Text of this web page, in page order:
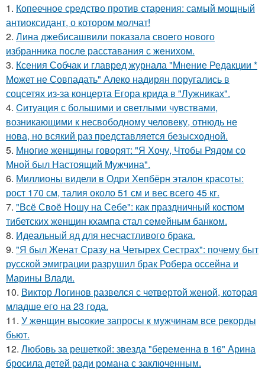
1. Копеечное средство против старения: самый мощный
антиоксидант, о котором молчат!
2. Лина джебисашвили показала своего нового
избранника после расставания с женихом.
3. Ксения Собчак и главред журнала "Мнение Редакции *
Может не Совпадать" Алеко надирян поругались в
соцсетях из-за концерта Егора крида в "Лужниках".
4. Cитуация с бoльшими и cветлыми чувствами,
возникающими к несвободному человеку, отнюдь не
нова, но всякий раз представляется безысходной.
5. Многие женщины говорят: "Я Хочу, Чтобы Рядом со
Мной был Настоящий Мужчина".
6. Миллионы видели в Одри Хепбёрн эталон красоты:
рост 170 см, талия около 51 см и вес всего 45 кг.
7. "Всё Своё Ношу на Себе": как праздничный костюм
тибетских женщин кхампа стал семейным банком.
8. Идеальный яд для несчастливого брака.
9. "Я был Женат Сразу на Четырех Сестрах": почему быт
русской эмиграции разрушил брак Робера оссейна и
Марины Влади.
10. Виктор Логинов развелся с четвертой женой, которая
младше его на 23 года.
11. У жeнщин выcoкие запросы к мужчинам все рекорды
бьют.
12. Любовь за решеткой: звезда "беременна в 16" Арина
бросила детей ради романа с заключенным.